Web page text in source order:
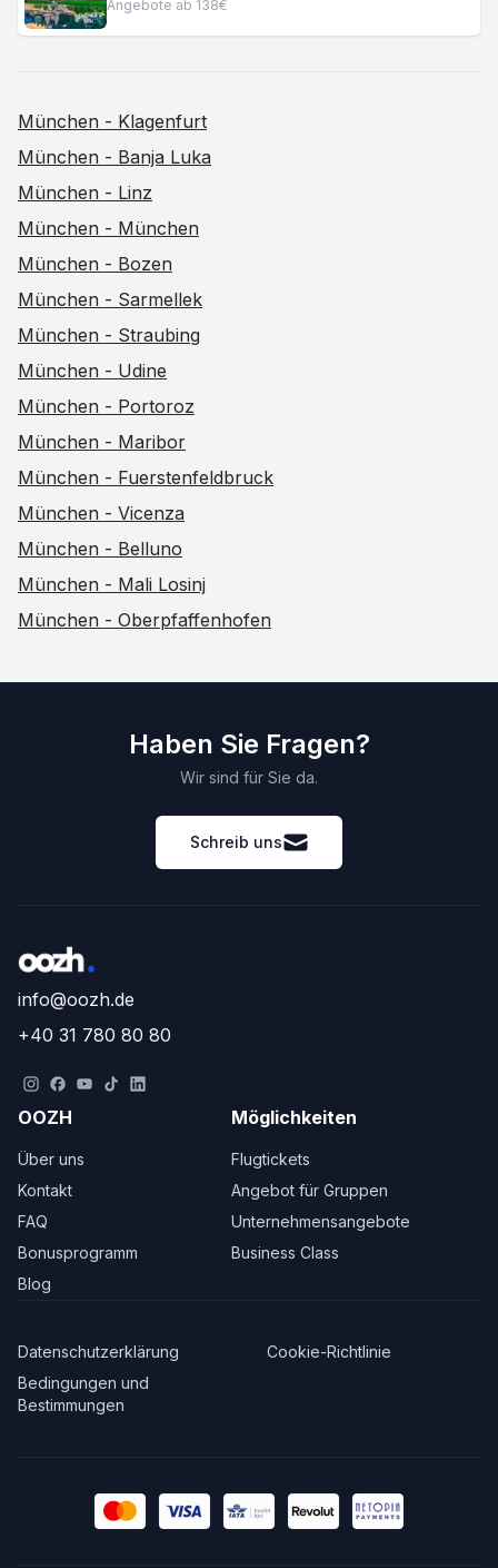
Angebote ab 138€
München - Klagenfurt
München - Banja Luka
München - Linz
München - München
München - Bozen
München - Sarmellek
München - Straubing
München - Udine
München - Portoroz
München - Maribor
München - Fuerstenfeldbruck
München - Vicenza
München - Belluno
München - Mali Losinj
München - Oberpfaffenhofen
Haben Sie Fragen?
Wir sind für Sie da.
Schreib uns
info@oozh.de
+40 31 780 80 80
OOZH
Über uns
Kontakt
FAQ
Bonusprogramm
Blog
Möglichkeiten
Flugtickets
Angebot für Gruppen
Unternehmensangebote
Business Class
Datenschutzerklärung
Cookie-Richtlinie
Bedingungen und
Bestimmungen